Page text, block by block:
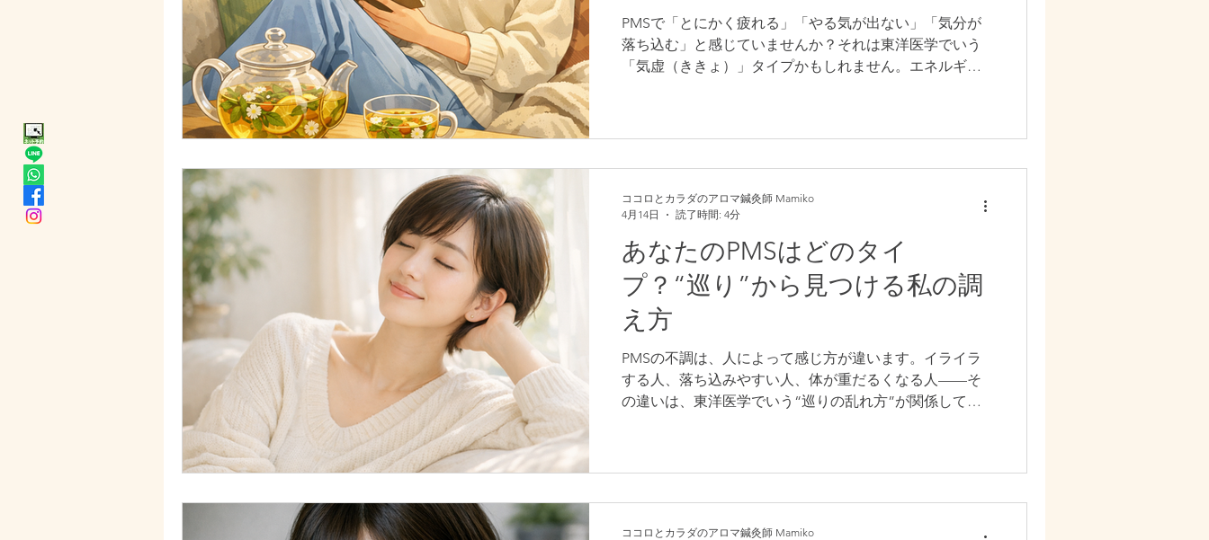
PMSで「とにかく疲れる」「やる気が出ない」「気分が
落ち込む」と感じていませんか？それは東洋医学でいう
「気虚（ききょ）」タイプかもしれません。エネルギー
の原因や体の状態、放っておくリスク、日常でできる回
復重視のセルフケア、鍼灸による体質改善の方法をわか
りやすく解説します。がんばる前に、まずは回復するこ
とから始めてみませんか？
あなたのPMSはどのタイ
プ？“巡り”から見つける私の調
え方
PMSの不調は、人によって感じ方が違います。イライラ
する人、落ち込みやすい人、体が重だるくなる人——そ
の違いは、東洋医学でいう“巡りの乱れ方”が関係してい
方が1つではなく複数のタイプを持っています。だからこ
そ大切なのは、自分の今の状態を知り、それに合ったケ
ココロとカラダのアロマ鍼灸師 Mamiko
4月14日
読了時間: 4分
ココロとカラダのアロマ鍼灸師 Mamiko